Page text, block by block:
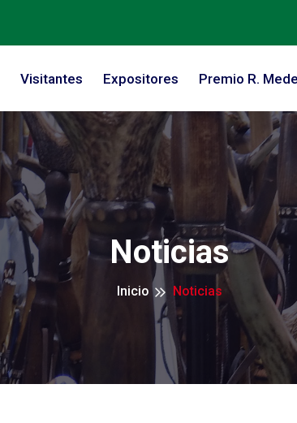
Visitantes Expositores Premio R.
Noticias
Inicio Noticias